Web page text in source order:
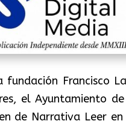
Francisco
el Ayuntamiento
de Narrativa Leer